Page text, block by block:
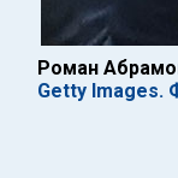
Роман
Getty Images.